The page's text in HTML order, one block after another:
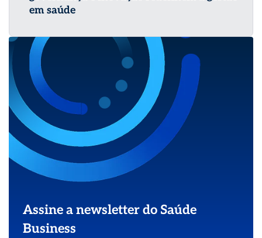
em saúde
Assine a newsletter do Saúde
Business